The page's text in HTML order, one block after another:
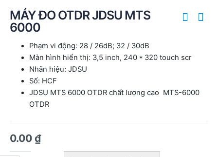
MÁY ĐO OTDR JDSU MTS
6000
Phạm vi động: 28 / 26dB; 32 / 30dB
Màn hình hiển thị: 3,5 inch, 240 * 320 touch scr
Nhãn hiệu: JDSU
Số: HCF
JDSU MTS 6000 OTDR chất lượng cao MTS-6000
OTDR
0.00 ₫